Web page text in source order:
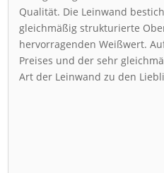
Qualität. Die Leinwand
gleichmäßig strukturierte
hervorragenden Weißwert.
Preises und der sehr
Art der Leinwand zu den